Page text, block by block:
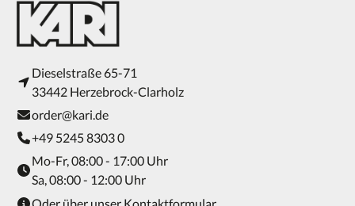
Dieselstraße 65-71
33442 Herzebrock-Clarholz
order@kari.de
+49 5245 8303 0
Mo-Fr, 08:00 - 17:00 Uhr
Sa, 08:00 - 12:00 Uhr